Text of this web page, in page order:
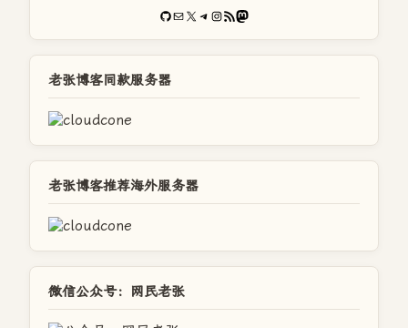
GitHub
电子邮件X Telegram
Instagram
RSS FeedMastodon
老张博客同款服务器
老张博客推荐海外服务器
微信公众号：网民老张